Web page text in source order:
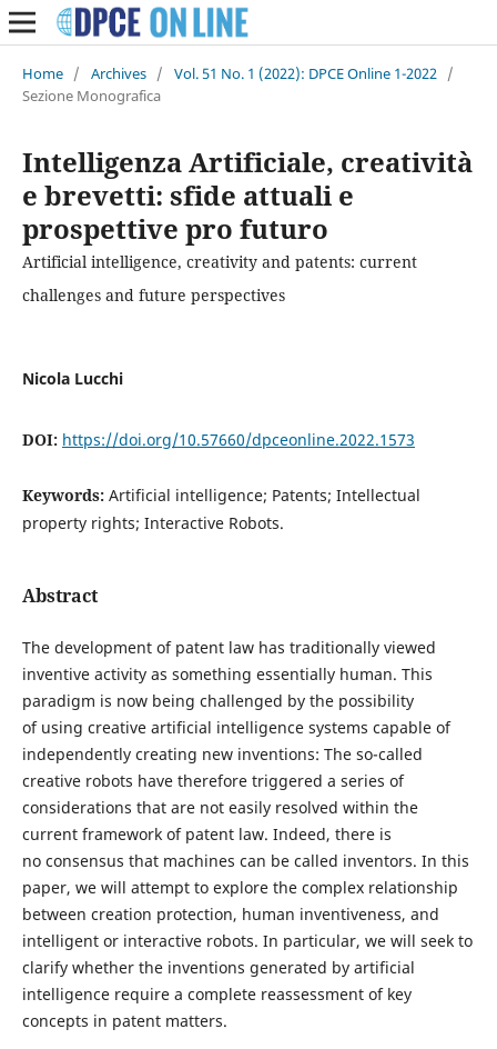
Home / Archives / Vol. 51 No. 1 (2022): DPCE Online 1-2022 /
Sezione Monografica
Intelligenza Artificiale, creatività
e brevetti: sfide attuali e
prospettive pro futuro
Artificial intelligence, creativity and patents: current
challenges and future perspectives
Nicola Lucchi
DOI: https://doi.org/10.57660/dpceonline.2022.1573
Keywords: Artificial intelligence; Patents; Intellectual
property rights; Interactive Robots.
Abstract
The development of patent law has traditionally viewed
inventive activity as something essentially human. This
paradigm is now being challenged by the possibility
of using creative artificial intelligence systems capable of
independently creating new inventions: The so-called
creative robots have therefore triggered a series of
considerations that are not easily resolved within the
current framework of patent law. Indeed, there is
no consensus that machines can be called inventors. In this
paper, we will attempt to explore the complex relationship
between creation protection, human inventiveness, and
intelligent or interactive robots. In particular, we will seek to
clarify whether the inventions generated by artificial
intelligence require a complete reassessment of key
concepts in patent matters.